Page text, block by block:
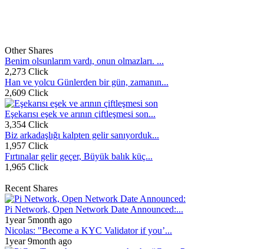
Other Shares
Benim olsunlarım vardı, onun olmazları. ...
2,273 Click
Han ve yolcu Günlerden bir gün, zamanın...
2,609 Click
Eşekarısı eşek ve arının çiftleşmesi son...
3,354 Click
Biz arkadaşlığı kalpten gelir sanıyorduk...
1,957 Click
Fırtınalar gelir geçer, Büyük balık küç...
1,965 Click
Recent Shares
Pi Network, Open Network Date Announced:...
1year 5month ago
Nicolas: "Become a KYC Validator if you’...
1year 9month ago